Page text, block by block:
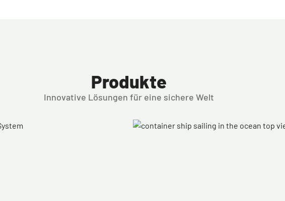
Produkte
Innovative Lösungen für eine sichere Welt